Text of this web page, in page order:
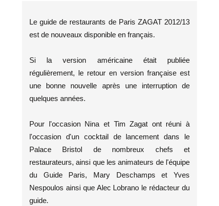
Le guide de restaurants de Paris ZAGAT 2012/13
est de nouveaux disponible en français.
Si la version américaine était publiée
régulièrement, le retour en version française est
une bonne nouvelle après une interruption de
quelques années.
Pour l'occasion Nina et Tim Zagat ont réuni à
l'occasion d'un cocktail de lancement dans le
Palace Bristol de nombreux chefs et
restaurateurs, ainsi que les animateurs de l'équipe
du Guide Paris, Mary Deschamps et Yves
Nespoulos ainsi que Alec Lobrano le rédacteur du
guide.